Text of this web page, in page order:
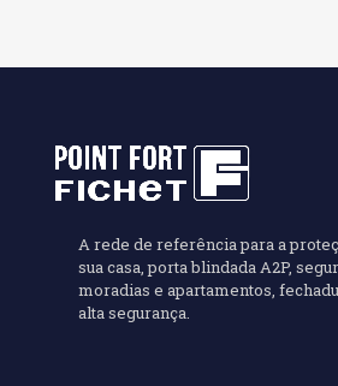
A rede de referência para a
sua casa, porta blindada A2P,
moradias e apartamentos,
alta segurança.